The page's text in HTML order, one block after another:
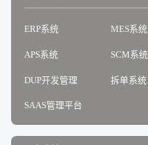
ERP系统 MES系统
APS系统 SCM系统
DUP开发管理 拆单系统
SAAS管理平台